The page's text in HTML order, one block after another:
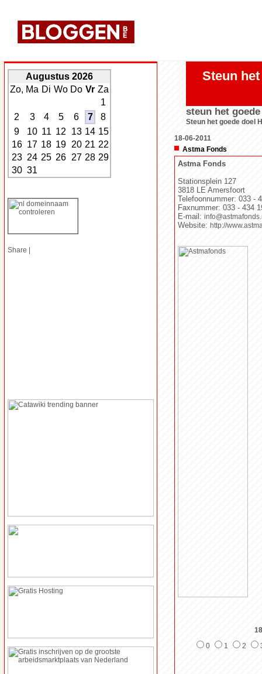
Augustus 2026
Zo, Ma Di Wo Do Vr Za
1
2
3 4 5 6 7
8
9
10 11 12 13 14 15
16 17 18 19 20 21 22
23 24 25 26 27 28 29
30 31
Share |
Steun
steun het
Steun het goede doel
18-06-2011
Astma Fonds
Astma Fonds
Stationsplein 127
3818 LE Amersfoort
Telefoonnummer: 033 -
Faxnummer: 033 - 434
E-mail:
Website: http://
0
1 2